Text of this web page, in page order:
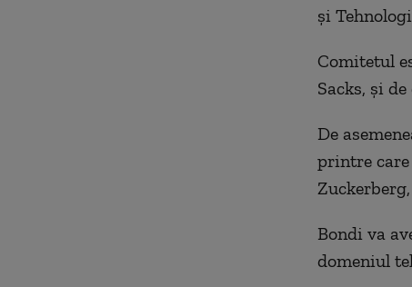
şi
Comitetul
Sacks, şi
De
printre
Bondi va
domeniul